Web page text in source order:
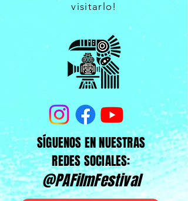
visitarlo!
SÍGUENOS EN NUESTRAS
REDES SOCIALES:
@PAFilmFestival